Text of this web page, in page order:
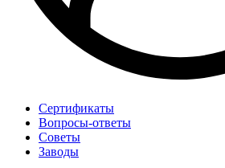
Сертификаты
Вопросы-ответы
Советы
Заводы